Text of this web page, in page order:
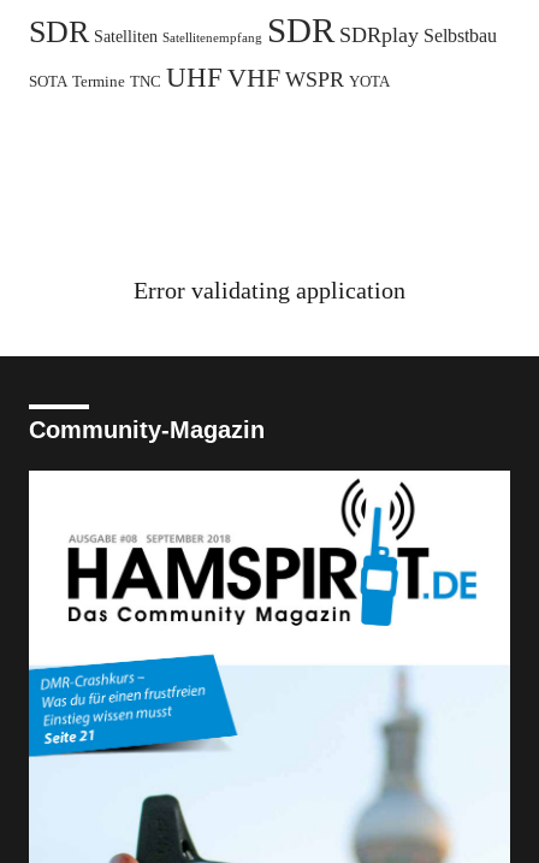
SDR Satelliten Satellitenempfang SDR SDRplay Selbstbau
SOTA Termine TNC UHF VHF WSPR YOTA
Error validating application
Community-Magazin